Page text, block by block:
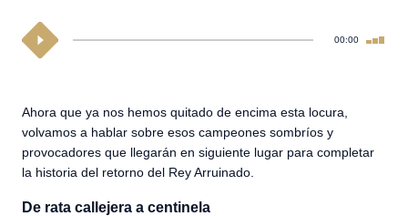
00:00
Ahora que ya nos hemos quitado de encima esta locura,
volvamos a hablar sobre esos campeones sombríos y
provocadores que llegarán en siguiente lugar para completar
la historia del retorno del Rey Arruinado.
De rata callejera a centinela